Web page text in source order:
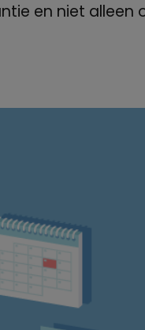
en niet alleen